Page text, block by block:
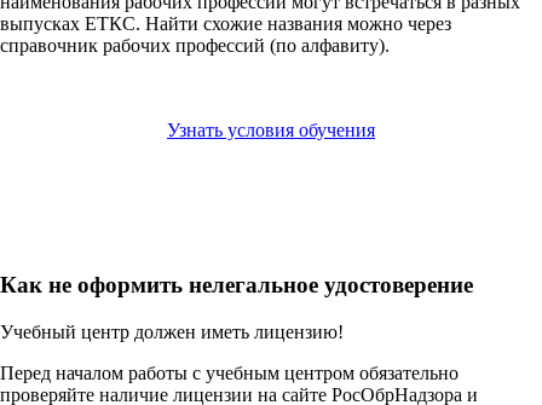
выпусках ЕТКС. Найти схожие названия можно через
справочник рабочих профессий (по алфавиту).
Узнать условия обучения
Как не оформить нелегальное удостоверение
Учебный центр должен иметь лицензию!
Перед началом работы с учебным центром обязательно
проверяйте наличие лицензии на сайте РосОбрНадзора и